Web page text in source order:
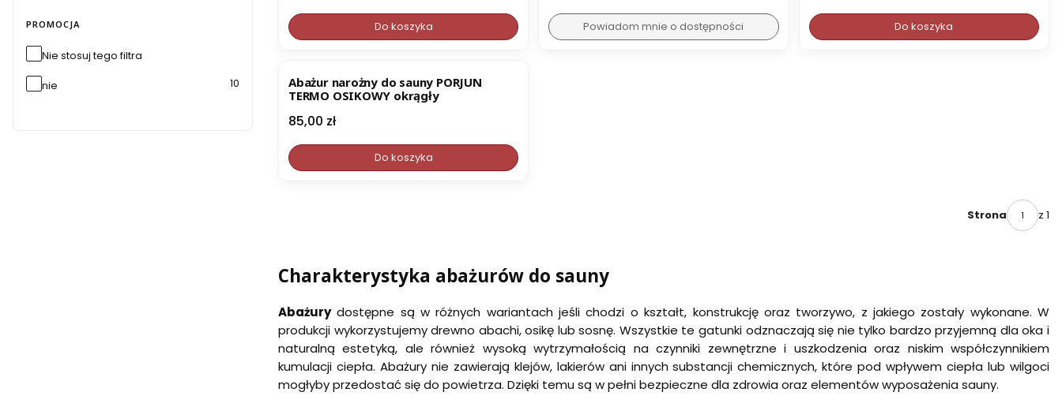
PROMOCJA
Nie stosuj tego filtra
nie
10
Do koszyka Powiadom mnie o dostępności Do koszyka
Abażur narożny do sauny PORJUN
TERMO OSIKOWY okrągły
Cena
85,00 zł
Do koszyka
Strona z 1
Charakterystyka abażurów do sauny
Abażurydostępne są w różnych wariantach jeśli chodzi o kształt, konstrukcję oraz tworzywo, z jakiego zostały wykonane. W
produkcji wykorzystujemy drewno abachi, osikę lub sosnę. Wszystkie te gatunki odznaczają się nie tylko bardzo przyjemną dla oka i
naturalną estetyką, ale również wysoką wytrzymałością na czynniki zewnętrzne i uszkodzenia oraz niskim współczynnikiem
kumulacji ciepła. Abażury nie zawierają klejów, lakierów ani innych substancji chemicznych, które pod wpływem ciepła lub wilgoci
mogłyby przedostać się do powietrza. Dzięki temu są w pełni bezpieczne dla zdrowia oraz elementów wyposażenia sauny.